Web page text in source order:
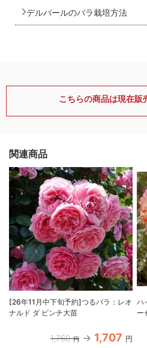
デルバールのバラ栽培方法
こちらの商品は現在販
関連商品
[26年11月中下旬予約]つるバラ：レオ
ナルド ダ ビンチ大苗
1,760 円 1,707 円
ハ
ー